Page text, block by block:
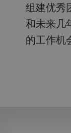
组建优秀
和未来几
的工作机